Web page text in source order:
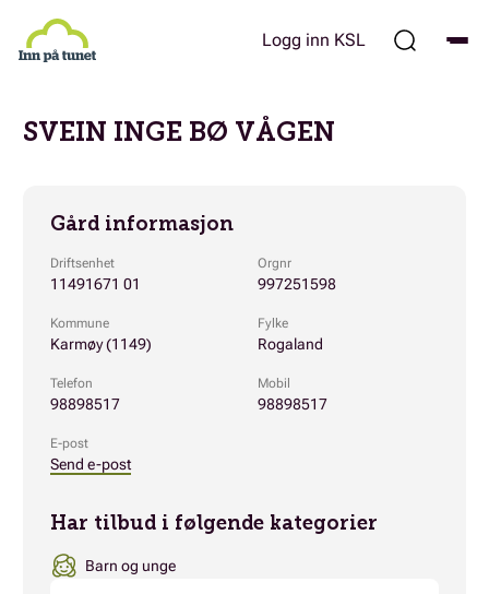
hovedinnhold
Logg inn KSL
SVEIN INGE BØ VÅGEN
Gård informasjon
Driftsenhet
11491671 01
Orgnr
997251598
Kommune
Karmøy (1149)
Fylke
Rogaland
Telefon
98898517
Mobil
98898517
E-post
Send e-post
Har tilbud i følgende kategorier
Barn og unge